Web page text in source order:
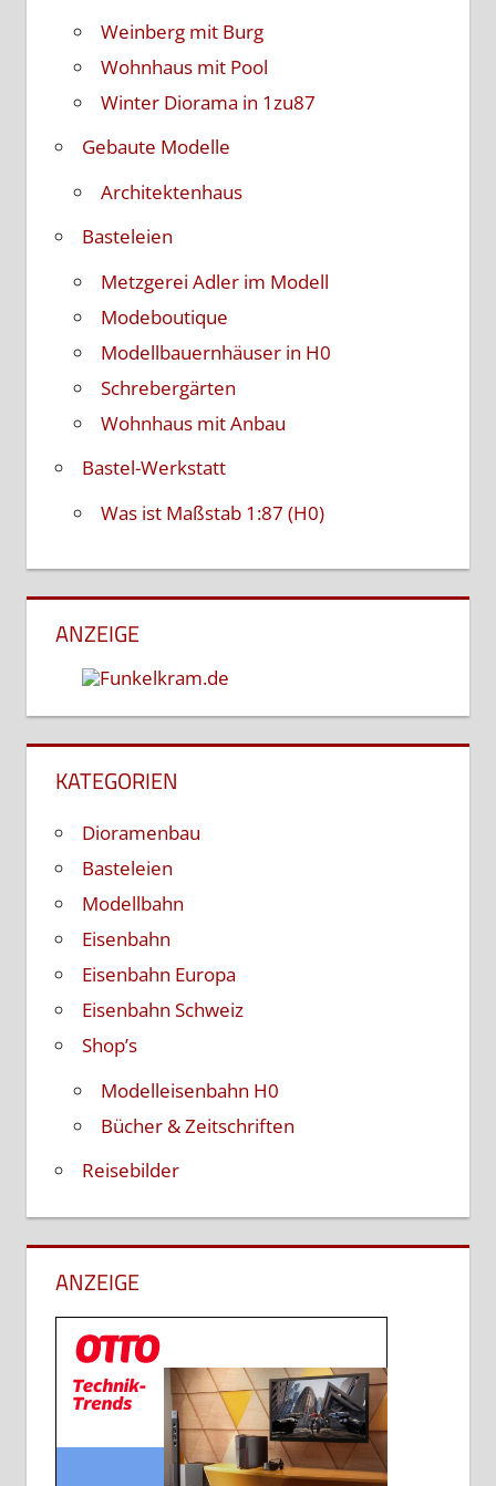
Weinberg mit Burg
Wohnhaus mit Pool
Winter Diorama in 1zu87
Gebaute Modelle
Architektenhaus
Basteleien
Metzgerei Adler im Modell
Modeboutique
Modellbauernhäuser in H0
Schrebergärten
Wohnhaus mit Anbau
Bastel-Werkstatt
Was ist Maßstab 1:87 (H0)
ANZEIGE
KATEGORIEN
Dioramenbau
Basteleien
Modellbahn
Eisenbahn
Eisenbahn Europa
Eisenbahn Schweiz
Shop’s
Modelleisenbahn H0
Bücher & Zeitschriften
Reisebilder
ANZEIGE